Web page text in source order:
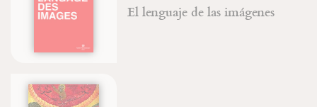
El lenguaje de las imágenes